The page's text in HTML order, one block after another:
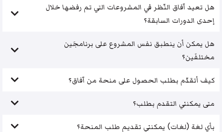
هل تعيد آفاق النّظر في المشروعات التي تم رفضها خلال
إحدى الدورات السابقة؟
هل يمكن أن ينطبق نفس المشروع على برنامجَين
مختلفَين؟
كيف أتقدّم بطلب الحصول على منحة من آفاق؟
متى يمكنني التقدم بطلب؟
بأي لغة (لغات) يمكنني تقديم طلب المنحة؟